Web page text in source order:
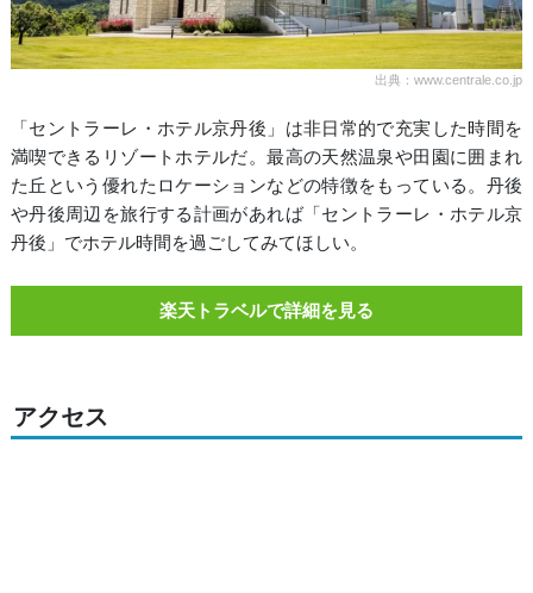
出典：www.centrale.co.jp
「セントラーレ・ホテル京丹後」は非日常的で充実した時間を
満喫できるリゾートホテルだ。最高の天然温泉や田園に囲まれ
た丘という優れたロケーションなどの特徴をもっている。丹後
や丹後周辺を旅行する計画があれば「セントラーレ・ホテル京
丹後」でホテル時間を過ごしてみてほしい。
楽天トラベルで詳細を見る
アクセス